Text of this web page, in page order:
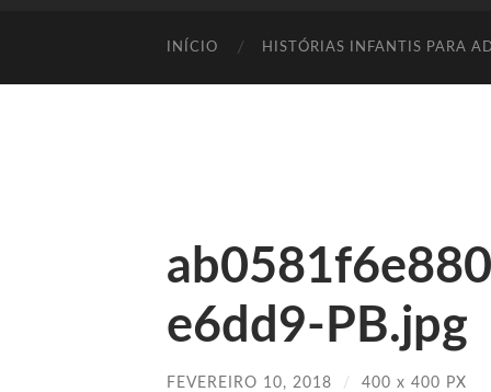
INÍCIO HISTÓRIAS INFANTIS PARA
e6dd9-PB.jpg
FEVEREIRO 10, 2018 / 400 x 400 PX